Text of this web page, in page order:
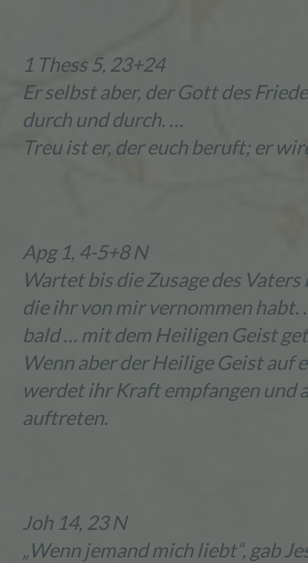
1 Thess 5, 23+24
Er selbst aber, der Gott des
durch und durch. …
Treu ist er, der euch beruft; er
Apg 1, 4-5+8 N
Wartet bis die Zusage des
die ihr von mir vernommen
bald … mit dem Heiligen Geist
Wenn aber der Heilige Geist auf
werdet ihr Kraft empfangen und
auftreten.
Joh 14, 23 N
„Wenn jemand mich liebt“, gab